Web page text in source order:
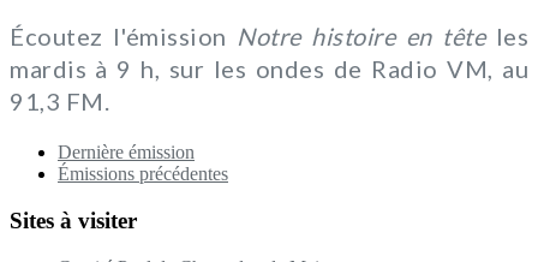
Écoutez l'émission Notre histoire en têteles
mardis à 9 h, sur les ondes de Radio VM, au
91,3 FM.
Dernière émission
Émissions précédentes
Sites à visiter